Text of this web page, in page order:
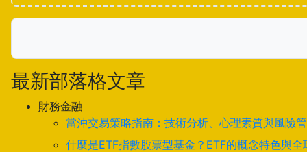
最新部落格文章
財務金融
當沖交易策略指南：技術分析、心理素質與風險
什麼是ETF指數股票型基金？ETF的概念特色與全